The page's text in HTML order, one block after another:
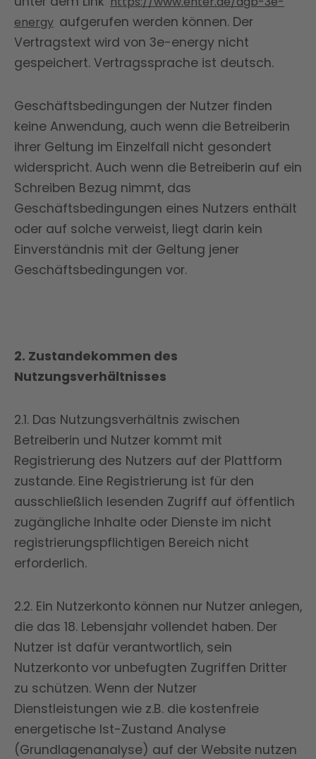
energy aufgerufen werden können. Der
Vertragstext wird von 3e-energy nicht
gespeichert. Vertragssprache ist deutsch.
Geschäftsbedingungen der Nutzer finden
keine Anwendung, auch wenn die Betreiberin
ihrer Geltung im Einzelfall nicht gesondert
widerspricht. Auch wenn die Betreiberin auf ein
Schreiben Bezug nimmt, das
Geschäftsbedingungen eines Nutzers enthält
oder auf solche verweist, liegt darin kein
Einverständnis mit der Geltung jener
Geschäftsbedingungen vor.
2. Zustandekommen des
Nutzungsverhältnisses
2.1. Das Nutzungsverhältnis zwischen
Betreiberin und Nutzer kommt mit
Registrierung des Nutzers auf der Plattform
zustande. Eine Registrierung ist für den
ausschließlich lesenden Zugriff auf öffentlich
zugängliche Inhalte oder Dienste im nicht
registrierungspflichtigen Bereich nicht
erforderlich.
2.2. Ein Nutzerkonto können nur Nutzer anlegen,
die das 18. Lebensjahr vollendet haben. Der
Nutzer ist dafür verantwortlich, sein
Nutzerkonto vor unbefugten Zugriffen Dritter
zu schützen. Wenn der Nutzer
Dienstleistungen wie z.B. die kostenfreie
energetische Ist-Zustand Analyse
(Grundlagenanalyse) auf der Website nutzen